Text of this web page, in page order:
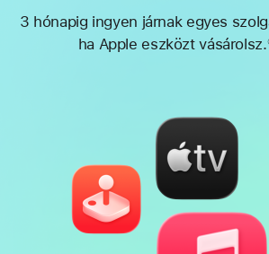
3 hónapig ingyen járnak egyes
ha Apple eszközt vásárolsz.